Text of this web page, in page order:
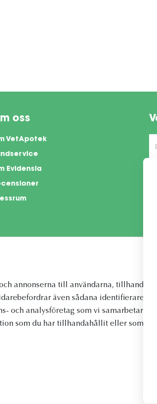
annonserna till användarna,
även sådana identifierare och
och analysföretag som vi samarbetar
som du har tillhandahållit eller som de
oss
VetApotek
Evidensia